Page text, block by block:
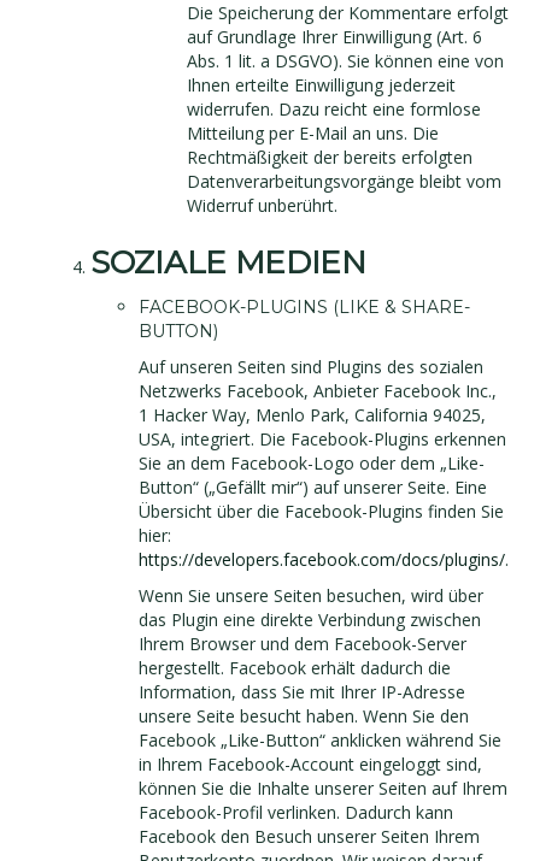
Die Speicherung der Kommentare erfolgt
auf Grundlage Ihrer Einwilligung (Art. 6
Abs. 1 lit. a DSGVO). Sie können eine von
Ihnen erteilte Einwilligung jederzeit
widerrufen. Dazu reicht eine formlose
Mitteilung per E-Mail an uns. Die
Rechtmäßigkeit der bereits erfolgten
Datenverarbeitungsvorgänge bleibt vom
Widerruf unberührt.
SOZIALE MEDIEN
FACEBOOK-PLUGINS (LIKE & SHARE-
BUTTON)
Auf unseren Seiten sind Plugins des sozialen
Netzwerks Facebook, Anbieter Facebook Inc.,
1 Hacker Way, Menlo Park, California 94025,
USA, integriert. Die Facebook-Plugins erkennen
Sie an dem Facebook-Logo oder dem „Like-
Button“ („Gefällt mir“) auf unserer Seite. Eine
Übersicht über die Facebook-Plugins finden Sie
hier:
https://developers.facebook.com/docs/plugins/.
Wenn Sie unsere Seiten besuchen, wird über
das Plugin eine direkte Verbindung zwischen
Ihrem Browser und dem Facebook-Server
hergestellt. Facebook erhält dadurch die
Information, dass Sie mit Ihrer IP-Adresse
unsere Seite besucht haben. Wenn Sie den
Facebook „Like-Button“ anklicken während Sie
in Ihrem Facebook-Account eingeloggt sind,
können Sie die Inhalte unserer Seiten auf Ihrem
Facebook-Profil verlinken. Dadurch kann
Facebook den Besuch unserer Seiten Ihrem